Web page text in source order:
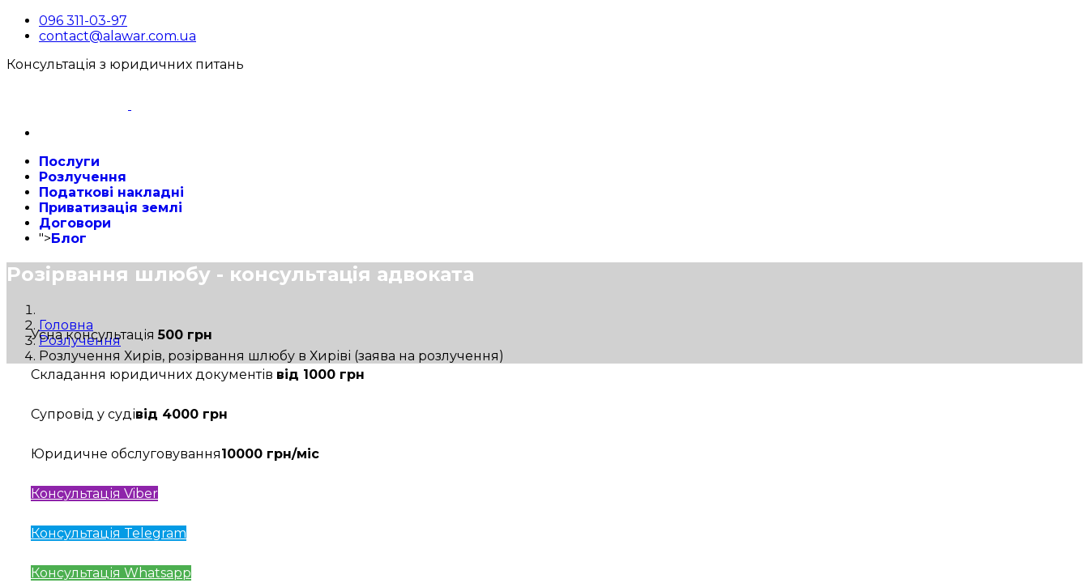
096 311-03-97
contact@alawar.com.ua
Консультація з юридичних питань
Послуги
Розлучення
Податкові накладні
Приватизація землі
Договори
">Блог
Розірвання шлюбу - консультація адвоката
Головна
Розлучення
Розлучення Хирів, розірвання шлюбу в Хиріві (заява на розлучення)
Усна консультація500 грн
Складання юридичних документів від 1000 грн
Супровід у судівід 4000 грн
Юридичне обслуговування10000 грн/міс
Консультація Viber
Консультація Telegram
Консультація Whatsapp